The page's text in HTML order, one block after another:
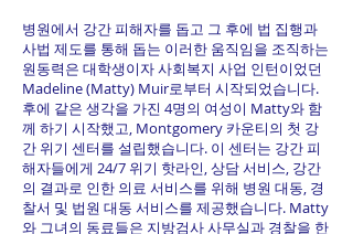
병원에서 강간 피해자를 돕고 그 후에 법 집행과
사법 제도를 통해 돕는 이러한 움직임을 조직하는
원동력은 대학생이자 사회복지 사업 인턴이었던
Madeline (Matty) Muir로부터 시작되었습니다.
후에 같은 생각을 가진 4명의 여성이 Matty와 함
께 하기 시작했고, Montgomery 카운티의 첫 강
간 위기 센터를 설립했습니다. 이 센터는 강간 피
해자들에게 24/7 위기 핫라인, 상담 서비스, 강간
의 결과로 인한 의료 서비스를 위해 병원 대동, 경
찰서 및 법원 대동 서비스를 제공했습니다. Matty
와 그녀의 동료들은 지방검사 사무실과 경찰을 한